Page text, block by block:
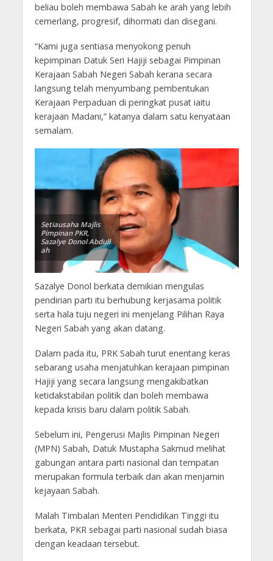
beliau boleh membawa Sabah ke arah yang lebih
cemerlang, progresif, dihormati dan disegani.
“Kami juga sentiasa menyokong penuh
kepimpinan Datuk Seri Hajiji sebagai Pimpinan
Kerajaan Sabah Negeri Sabah kerana secara
langsung telah menyumbang pembentukan
Kerajaan Perpaduan di peringkat pusat iaitu
kerajaan Madani,” katanya dalam satu kenyataan
semalam.
Setiausaha Majlis
Pimpinan PKR,
Sazalye Donol Abdull
ah
Sazalye Donol berkata demikian mengulas
pendirian parti itu berhubung kerjasama politik
serta hala tuju negeri ini menjelang Pilihan Raya
Negeri Sabah yang akan datang.
Dalam pada itu, PRK Sabah turut enentang keras
sebarang usaha menjatuhkan kerajaan pimpinan
Hajiji yang secara langsung mengakibatkan
ketidakstabilan politik dan boleh membawa
kepada krisis baru dalam politik Sabah.
Sebelum ini, Pengerusi Majlis Pimpinan Negeri
(MPN) Sabah, Datuk Mustapha Sakmud melihat
gabungan antara parti nasional dan tempatan
merupakan formula terbaik dan akan menjamin
kejayaan Sabah.
Malah Timbalan Menteri Pendidikan Tinggi itu
berkata, PKR sebagai parti nasional sudah biasa
dengan keadaan tersebut.